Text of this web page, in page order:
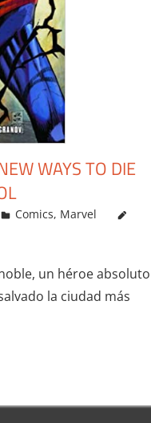
WAYS TO DIE
Carlitox Banana
Comics, Marvel
un héroe absoluto
la ciudad más